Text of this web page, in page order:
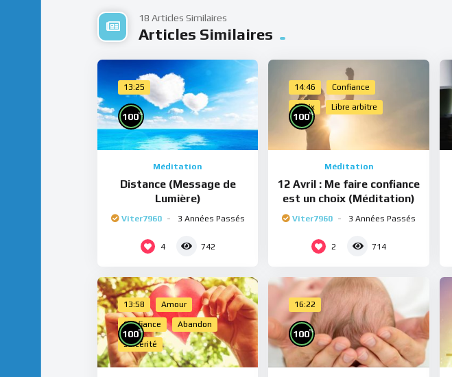
18 Articles Similaires
Articles Similaires
13:25
100%
Méditation
Distance (Message de
Lumière)
Viter7960 3 Années Passés
4 742
14:46 Confiance
Choix Libre arbitre
100%
Méditation
12 Avril : Me faire confiance
est un choix (Méditation)
Viter7960 3 Années Passés
2 714
13:58 Amour
Confiance Abandon
Sincérité
100%
16:22
100%